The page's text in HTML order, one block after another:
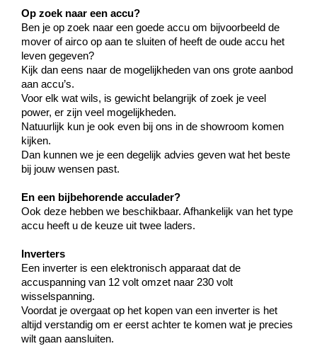
Op zoek naar een accu?
Ben je op zoek naar een goede accu om bijvoorbeeld de
mover of airco op aan te sluiten of heeft de oude accu het
leven gegeven?
Kijk dan eens naar de mogelijkheden van ons grote aanbod
aan accu’s.
Voor elk wat wils, is gewicht belangrijk of zoek je veel
power, er zijn veel mogelijkheden.
Natuurlijk kun je ook even bij ons in de showroom komen
kijken.
Dan kunnen we je een degelijk advies geven wat het beste
bij jouw wensen past.
En een bijbehorende acculader?
Ook deze hebben we beschikbaar. Afhankelijk van het type
accu heeft u de keuze uit twee laders.
Inverters
Een inverter is een elektronisch apparaat dat de
accuspanning van 12 volt omzet naar 230 volt
wisselspanning.
Voordat je overgaat op het kopen van een inverter is het
altijd verstandig om er eerst achter te komen wat je precies
wilt gaan aansluiten.